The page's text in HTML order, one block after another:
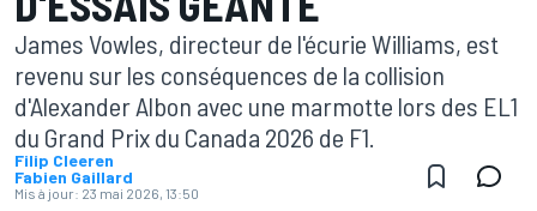
James Vowles, directeur de l'écurie Williams, est
revenu sur les conséquences de la collision
d'Alexander Albon avec une marmotte lors des EL1
du Grand Prix du Canada 2026 de F1.
Filip Cleeren
Fabien Gaillard
Mis à jour: 23 mai 2026, 13:50